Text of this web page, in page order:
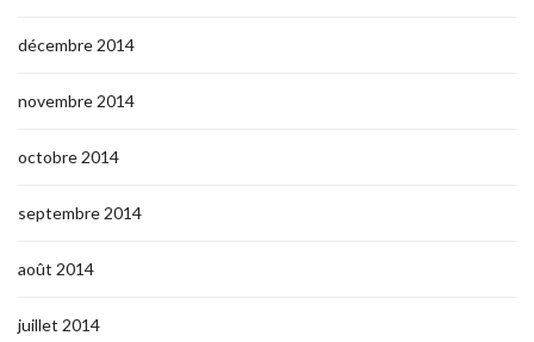
décembre 2014
novembre 2014
octobre 2014
septembre 2014
août 2014
juillet 2014